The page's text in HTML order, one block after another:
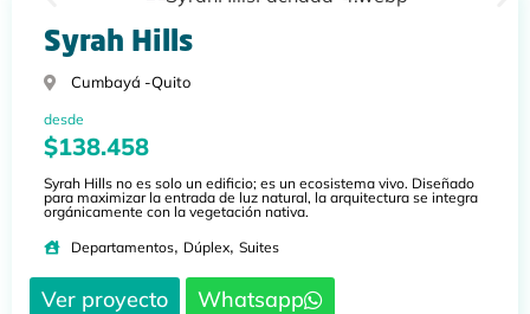
Syrah Hills
Cumbayá -Quito
desde
$138.458
Syrah Hills no es solo un edificio; es un ecosistema vivo. Diseñado
para maximizar la entrada de luz natural, la arquitectura se integra
orgánicamente con la vegetación nativa.
Departamentos, Dúplex, Suites
Ver proyecto Whatsapp